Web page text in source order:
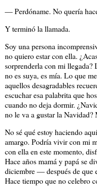
― Perdóname. No quería
Y terminó la llamada.
Soy una persona
no quiero estar con ella.
sorprenderla con mi llegada?
no es suya, es mía. Lo que
aquellos desagradables
escuchar esa palabrita que
cuando no deja dormir.
no le va a gustar la Navidad?
No sé qué estoy haciendo
amargo. Podría vivir con mi
con ella en este momento,
Hace años mamá y papá se
diciembre ― después de que
Hace tiempo que no celebro